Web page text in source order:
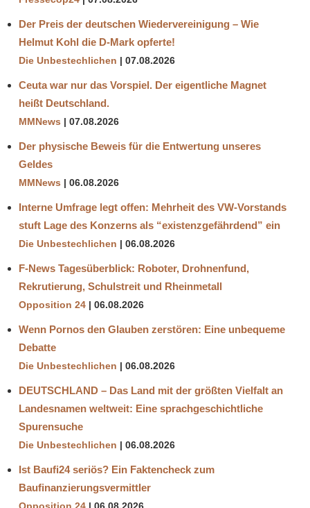
Der Preis der deutschen Wiedervereinigung – Wie
Helmut Kohl die D‑Mark opferte!
Die Unbestechlichen 07.08.2026
Ceuta war nur das Vorspiel. Der eigentliche Magnet
heißt Deutschland.
MMNews 07.08.2026
Der physische Beweis für die Entwertung unseres
Geldes
MMNews 06.08.2026
Interne Umfrage legt offen: Mehrheit des VW-Vorstands
stuft Lage des Konzerns als “existenzgefährdend” ein
Die Unbestechlichen 06.08.2026
F-News Tagesüberblick: Roboter, Drohnenfund,
Rekrutierung, Schulstreit und Rheinmetall
Opposition 24 06.08.2026
Wenn Pornos den Glauben zerstören: Eine unbequeme
Debatte
Die Unbestechlichen 06.08.2026
DEUTSCHLAND – Das Land mit der größten Vielfalt an
Landesnamen weltweit: Eine sprachgeschichtliche
Spurensuche
Die Unbestechlichen 06.08.2026
Ist Baufi24 seriös? Ein Faktencheck zum
Baufinanzierungsvermittler